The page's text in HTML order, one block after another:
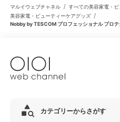
マルイウェブチャネル / すべての美容家電・
美容家電・ビューティーケアグッズ /
Nobby by TESCOM プロフェッショナル プロ
カテゴリーからさがす